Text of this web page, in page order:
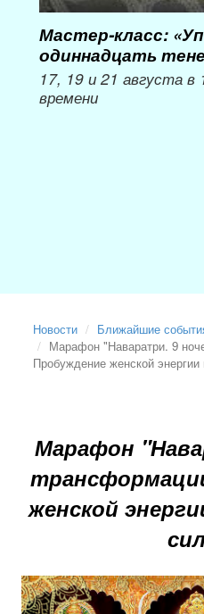
Мастер-класс:
одиннадцать
17, 19 и 21 августа в
времени
Новости
Ближайшие
Марафон "Наваратри. 9
Пробуждение женской
Марафон
женской